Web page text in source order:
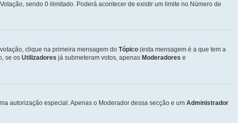
sendo 0 ilimitado. Poderá acontecer de existir um limite no Número de
clique na primeira mensagem do Tópico (esta mensagem é a que tem a
se os Utilizadores já submeteram votos, apenas Moderadores e
autorização especial. Apenas o Moderador dessa secção e um Administrador